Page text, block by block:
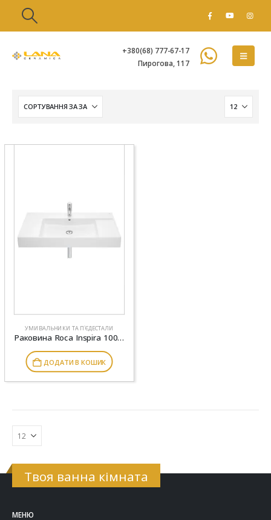
+380(68) 777-67-17
Пирогова, 117
УМИВАЛЬНИКИ ТА П`ЄДЕСТАЛИ
Раковина Roca Inspira 1000×490 мм, монтується зверху або до стіни A32752A000
ДОДАТИ В КОШИК
Твоя ванна кімната
МЕНЮ